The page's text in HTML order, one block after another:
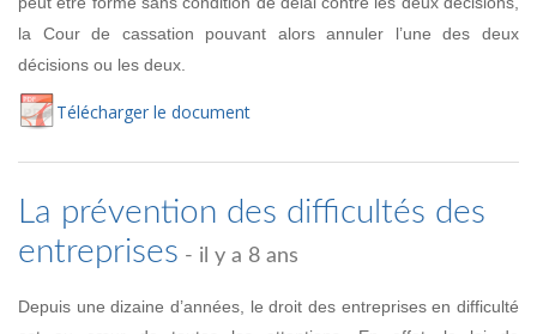
la Cour de cassation pouvant alors annuler l’une des deux
décisions ou les deux.
Télécharger le document
La prévention des difficultés des
entreprises - il y a 8 ans
Depuis une dizaine d’années, le droit des entreprises en difficulté